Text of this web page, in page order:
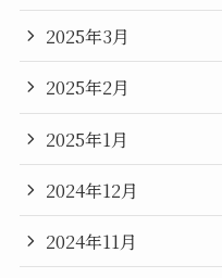
2025年3月
2025年2月
2025年1月
2024年12月
2024年11月